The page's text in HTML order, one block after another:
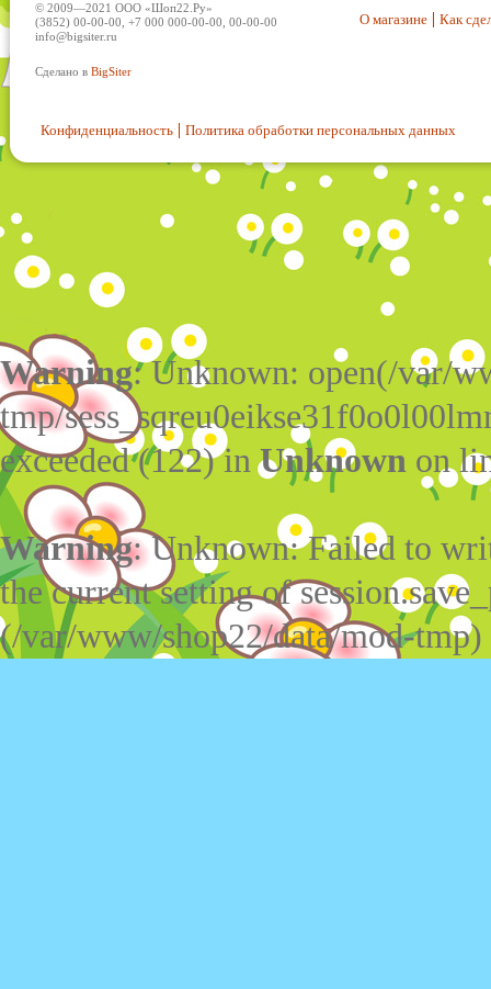
© 2009—2021 ООО «Шоп22.Ру»
(3852) 00-00-00, +7 000 000-00-00, 00-00-00
info@bigsiter.ru
Сделано в BigSiter
О магазине Как
Конфиденциальность Политика обработки персональных данных
Warning: Unknown: open(/var/
tmp/
exceeded (122) inUnknown on
Warning: Unknown: Failed to
the current setting of
(/var/www/shop22/data/mod-